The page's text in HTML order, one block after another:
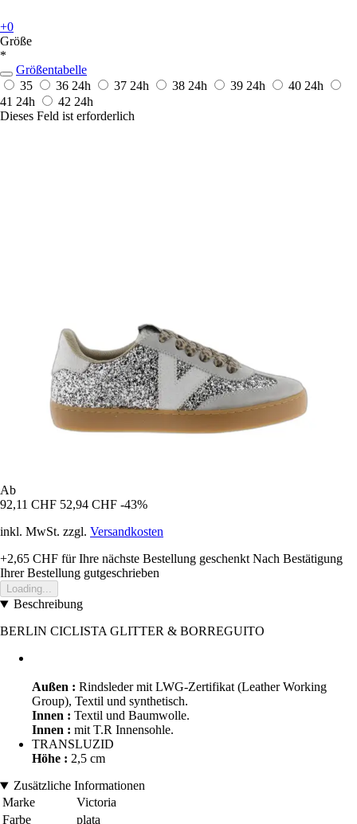
+0
Größe
*
Größentabelle
35
36 24h 37 24h 38 24h 39 24h 40 24h
41 24h 42 24h
Dieses Feld ist erforderlich
Ab
92,11 CHF 52,94 CHF -43%
inkl. MwSt. zzgl. Versandkosten
+2,65 CHF für Ihre nächste Bestellung geschenkt Nach Bestätigung
Ihrer Bestellung gutgeschrieben
Loading...
Beschreibung
BERLIN CICLISTA GLITTER & BORREGUITO
Außen : Rindsleder mit LWG-Zertifikat (Leather Working
Group), Textil und synthetisch.
Innen : Textil und Baumwolle.
Innen : mit T.R Innensohle.
TRANSLUZID
Höhe : 2,5 cm
Zusätzliche Informationen
Marke
Victoria
Farbe
plata